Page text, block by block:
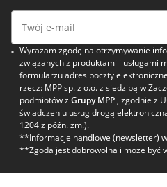
Wyrażam zgodę na otrzymywanie
związanych z produktami i usługami
formularzu adres poczty
rzecz: MPP sp. z o.o. z siedzibą w
podmiotów z Grupy MPP , zgodnie z
świadczeniu usług drogą
1204 z późn. zm.).
**Informacje handlowe (newsletter)
**Zgoda jest dobrowolna i może być